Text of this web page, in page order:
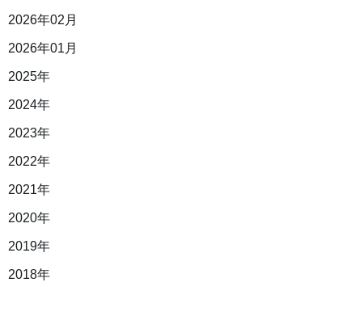
2026年02月
2026年01月
2025年
2024年
2023年
2022年
2021年
2020年
2019年
2018年